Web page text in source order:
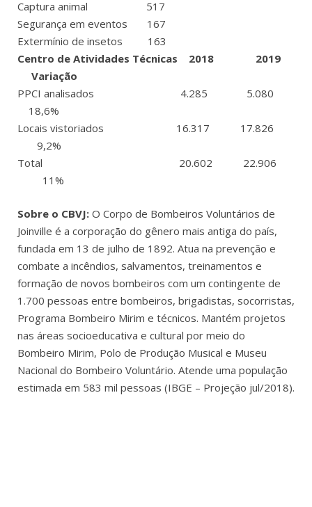
Captura animal 517
Segurança em eventos 167
Extermínio de insetos 163
Centro de Atividades Técnicas 2018 2019
Variação
PPCI analisados 4.285 5.080
18,6%
Locais vistoriados 16.317 17.826
9,2%
Total 20.602 22.906
11%
Sobre o CBVJ: O Corpo de Bombeiros Voluntários de
Joinville é a corporação do gênero mais antiga do país,
fundada em 13 de julho de 1892. Atua na prevenção e
combate a incêndios, salvamentos, treinamentos e
formação de novos bombeiros com um contingente de
1.700 pessoas entre bombeiros, brigadistas, socorristas,
Programa Bombeiro Mirim e técnicos. Mantém projetos
nas áreas socioeducativa e cultural por meio do
Bombeiro Mirim, Polo de Produção Musical e Museu
Nacional do Bombeiro Voluntário. Atende uma população
estimada em 583 mil pessoas (IBGE – Projeção jul/2018).